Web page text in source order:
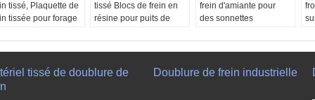
tissé, Plaquette de
tissée pour forage
Personnalisé
gratuits:
tissé Blocs de frein en
résine pour puits de
Applications:Tracteurs
Mill, ascenseur, grue,
frein d'amiante pour
des sonnettes
Disponible
est excellent.
tissé de doublure de
Doublure de frein industrielle